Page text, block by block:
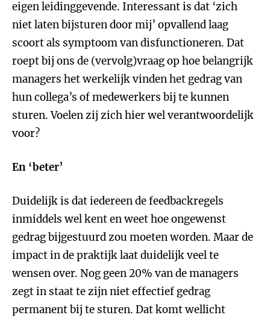
eigen leidinggevende. Interessant is dat ‘zich
niet laten bijsturen door mij’ opvallend laag
scoort als symptoom van disfunctioneren. Dat
roept bij ons de (vervolg)vraag op hoe belangrijk
managers het werkelijk vinden het gedrag van
hun collega’s of medewerkers bij te kunnen
sturen. Voelen zij zich hier wel verantwoordelijk
voor?
En ‘beter’
Duidelijk is dat iedereen de feedbackregels
inmiddels wel kent en weet hoe ongewenst
gedrag bijgestuurd zou moeten worden. Maar de
impact in de praktijk laat duidelijk veel te
wensen over. Nog geen 20% van de managers
zegt in staat te zijn niet effectief gedrag
permanent bij te sturen. Dat komt wellicht